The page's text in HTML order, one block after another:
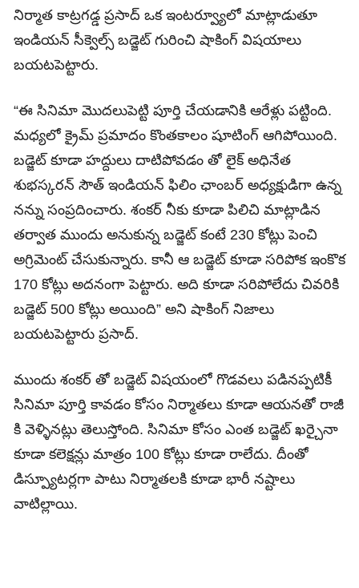
నిర్మాత కాట్రగడ్డ ప్రసాద్ ఒక ఇంటర్వ్యూలో మాట్లాడుతూ
ఇండియన్ సీక్వెల్స్ బడ్జెట్ గురించి షాకింగ్ విషయాలు
బయటపెట్టారు.
“ఈ సినిమా మొదలుపెట్టి పూర్తి చేయడానికి ఆరేళ్లు పట్టింది.
మధ్యలో క్రైమ్ ప్రమాదం కొంతకాలం షూటింగ్ ఆగిపోయింది.
బడ్జెట్ కూడా హద్దులు దాటిపోవడం తో లైక్ అధినేత
శుభస్కరన్ సౌత్ ఇండియన్ ఫిలిం ఛాంబర్ అధ్యక్షుడిగా ఉన్న
నన్ను సంప్రదించారు. శంకర్ నీకు కూడా పిలిచి మాట్లాడిన
తర్వాత ముందు అనుకున్న బడ్జెట్ కంటే 230 కోట్లు పెంచి
అగ్రిమెంట్ చేసుకున్నారు. కానీ ఆ బడ్జెట్ కూడా సరిపోక ఇంకొక
170 కోట్లు అదనంగా పెట్టారు. అది కూడా సరిపోలేదు చివరికి
బడ్జెట్ 500 కోట్లు అయింది” అని షాకింగ్ నిజాలు
బయటపెట్టారు ప్రసాద్.
ముందు శంకర్ తో బడ్జెట్ విషయంలో గొడవలు పడినప్పటికీ
సినిమా పూర్తి కావడం కోసం నిర్మాతలు కూడా ఆయనతో రాజీ
కి వెళ్ళినట్లు తెలుస్తోంది. సినిమా కోసం ఎంత బడ్జెట్ ఖర్చైనా
కూడా కలెక్షన్లు మాత్రం 100 కోట్లు కూడా రాలేదు. దీంతో
డిస్ప్యూటర్లగా పాటు నిర్మాతలకి కూడా భారీ నష్టాలు
వాటిల్లాయి.